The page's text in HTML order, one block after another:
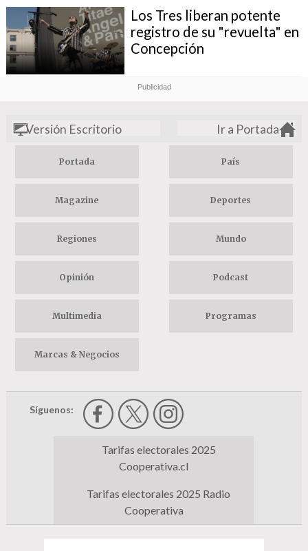
Los Tres liberan potente
registro de su "revuelta" en
Concepción
Versión Escritorio Ir a Portada
Portada País
Magazine Deportes
Regiones Mundo
Opinión Podcast
Multimedia Programas
Marcas & Negocios
Síguenos:
Tarifas electorales 2025
Cooperativa.cl
Tarifas electorales 2025 Radio
Cooperativa